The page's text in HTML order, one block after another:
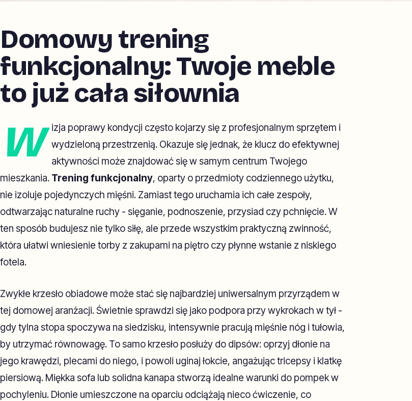
Domowy trening
funkcjonalny: Twoje meble
to już cała siłownia
W
izja poprawy kondycji często kojarzy się z profesjonalnym sprzętem i
wydzieloną przestrzenią. Okazuje się jednak, że klucz do efektywnej
aktywności może znajdować się w samym centrum Twojego
mieszkania. Trening funkcjonalny, oparty o przedmioty codziennego użytku,
nie izoluje pojedynczych mięśni. Zamiast tego uruchamia ich całe zespoły,
odtwarzając naturalne ruchy - sięganie, podnoszenie, przysiad czy pchnięcie. W
ten sposób budujesz nie tylko siłę, ale przede wszystkim praktyczną zwinność,
która ułatwi wniesienie torby z zakupami na piętro czy płynne wstanie z niskiego
fotela.
Zwykłe krzesło obiadowe może stać się najbardziej uniwersalnym przyrządem w
tej domowej aranżacji. Świetnie sprawdzi się jako podpora przy wykrokach w tył -
gdy tylna stopa spoczywa na siedzisku, intensywnie pracują mięśnie nóg i tułowia,
by utrzymać równowagę. To samo krzesło posłuży do dipsów: oprzyj dłonie na
jego krawędzi, plecami do niego, i powoli uginaj łokcie, angażując tricepsy i klatkę
piersiową. Miękka sofa lub solidna kanapa stworzą idealne warunki do pompek w
pochyleniu. Dłonie umieszczone na oparciu odciążają nieco ćwiczenie, co